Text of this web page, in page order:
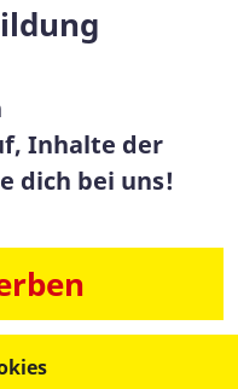
Inhalte der
dich bei uns!